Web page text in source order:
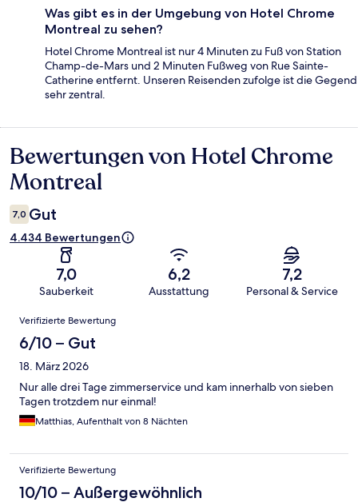
Was gibt es in der Umgebung von Hotel Chrome
Montreal zu sehen?
Hotel Chrome Montreal ist nur 4 Minuten zu Fuß von Station
Champ-de-Mars und 2 Minuten Fußweg von Rue Sainte-
Catherine entfernt. Unseren Reisenden zufolge ist die Gegend
sehr zentral.
Bewertungen
Bewertungen von Hotel Chrome
Montreal
7,0 Gut
4.434 Bewertungen
7,0
Sauberkeit
6,2
Ausstattung
7,2
Personal & Service
Bewertungen
Verifizierte Bewertung
6/10 – Gut
18. März 2026
Nur alle drei Tage zimmerservice und kam innerhalb von sieben
Tagen trotzdem nur einmal!
Matthias, Aufenthalt von 8 Nächten
Verifizierte Bewertung
10/10 – Außergewöhnlich